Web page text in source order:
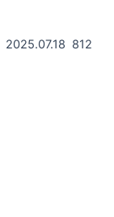
2025.07.18 812